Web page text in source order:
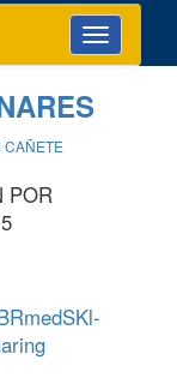
Toggle
navigation
CAÑETE
POR